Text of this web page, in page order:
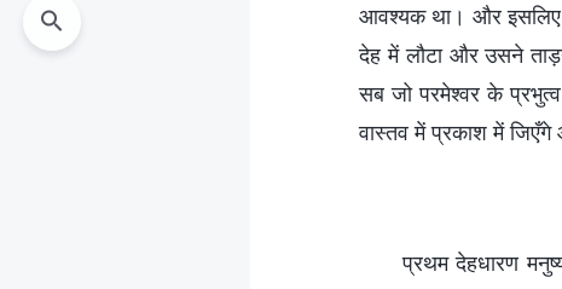
आवश्यक था। और इसलिए
देह में लौटा और उसने
सब जो परमेश्वर के
वास्तव में प्रकाश में जिएँगे
प्रथम देहधारण